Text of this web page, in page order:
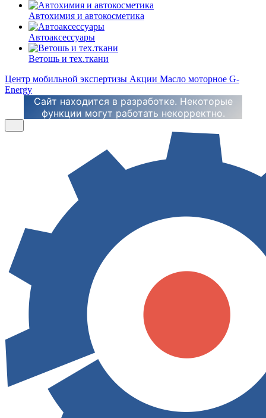
Автохимия и автокосметика
Автоаксессуары
Ветошь и тех.ткани
Центр мобильной экспертизы Акции Масло моторное G-
Energy
Сайт находится в разработке. Некоторые
функции могут работать некорректно.